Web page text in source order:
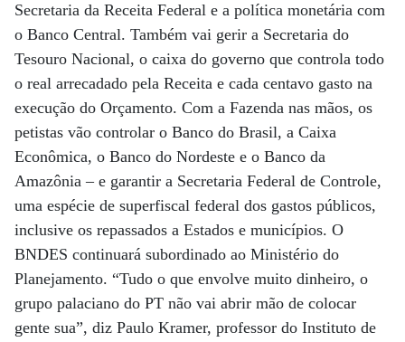
Secretaria da Receita Federal e a política monetária com
o Banco Central. Também vai gerir a Secretaria do
Tesouro Nacional, o caixa do governo que controla todo
o real arrecadado pela Receita e cada centavo gasto na
execução do Orçamento. Com a Fazenda nas mãos, os
petistas vão controlar o Banco do Brasil, a Caixa
Econômica, o Banco do Nordeste e o Banco da
Amazônia – e garantir a Secretaria Federal de Controle,
uma espécie de superfiscal federal dos gastos públicos,
inclusive os repassados a Estados e municípios. O
BNDES continuará subordinado ao Ministério do
Planejamento. “Tudo o que envolve muito dinheiro, o
grupo palaciano do PT não vai abrir mão de colocar
gente sua”, diz Paulo Kramer, professor do Instituto de